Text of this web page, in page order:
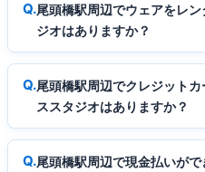
尾頭橋駅周辺でウェアをレ
ジオはありますか？
尾頭橋駅周辺でクレジット
ススタジオはありますか？
尾頭橋駅周辺で現金払いが